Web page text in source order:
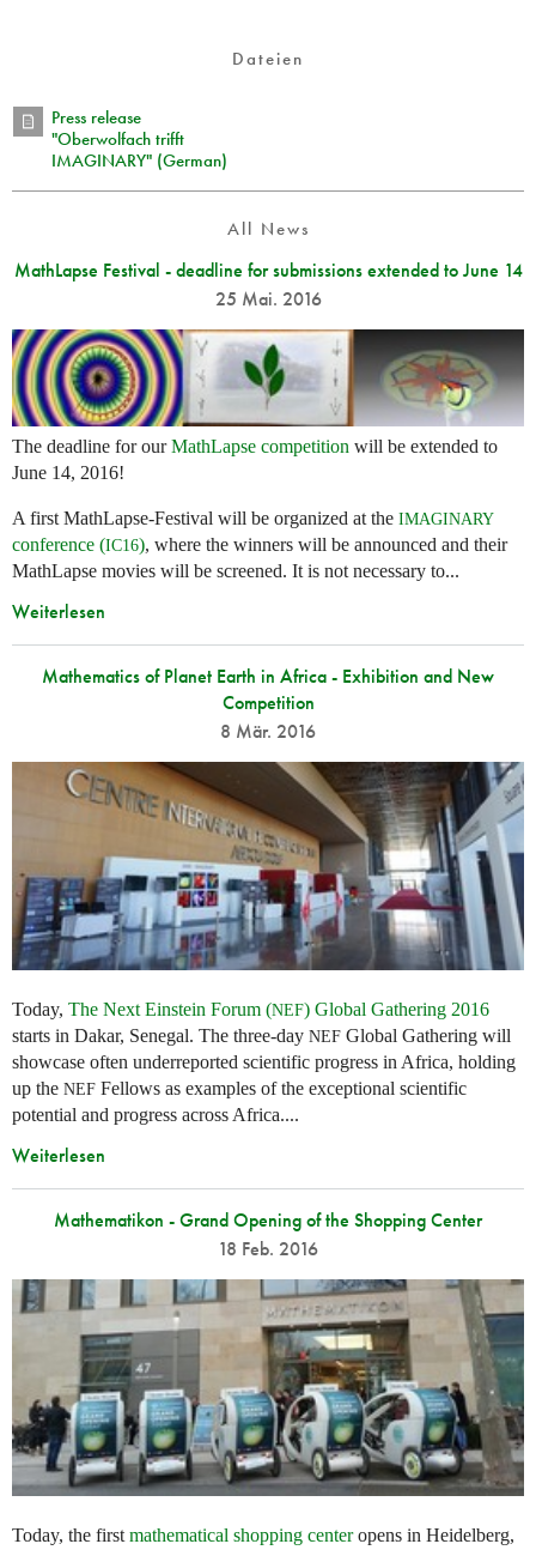
Dateien
Press release
"Oberwolfach trifft
IMAGINARY" (German)
All News
MathLapse Festival - deadline for submissions extended to June 14
25 Mai. 2016
The deadline for ourMathLapse competition will be extended to
June 14, 2016!
A first MathLapse-Festival will be organized at the IMAGINARY
conference (IC16), where the winners will be announced and their
MathLapse movies will be screened. It is not necessary to...
Weiterlesen
Mathematics of Planet Earth in Africa - Exhibition and New
Competition
8 Mär. 2016
Today, The Next Einstein Forum (NEF) Global Gathering 2016
starts in Dakar, Senegal. The three-day NEF Global Gathering will
showcase often underreported scientific progress in Africa, holding
up the NEF Fellows as examples of the exceptional scientific
potential and progress across Africa....
Weiterlesen
Mathematikon - Grand Opening of the Shopping Center
18 Feb. 2016
Today, the first mathematical shopping centeropens in Heidelberg,